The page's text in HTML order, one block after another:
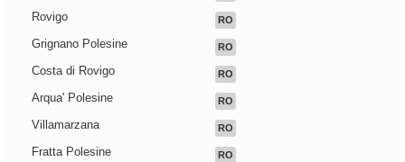
Rovigo RO
Grignano Polesine RO
Costa di Rovigo RO
Arqua' Polesine RO
Villamarzana RO
Fratta Polesine RO